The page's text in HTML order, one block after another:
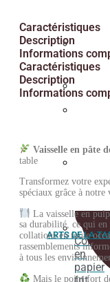
Papier
Cône
en
papier
ARTS DE LA
pièces.
Caractéristiques
Description
Informations
Caractéristiques
Description
Informations
Vaisselle en pâte
table
Transformez votre
spéciaux grâce à notre
La vaisselle en
sa durabilité, ce qui
collations en toute
rassemblements
à tous les
Mais le point fort